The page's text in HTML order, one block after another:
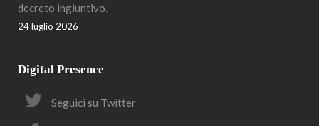
decreto ingiuntivo.
24 luglio 2026
Digital Presence
Seguici su Twitter